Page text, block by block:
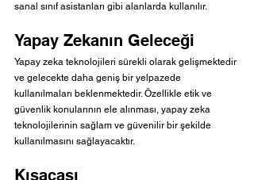
sanal sınıf asistanları gibi alanlarda kullanılır.
Yapay Zekanın Geleceği
Yapay zeka teknolojileri sürekli olarak gelişmektedir
ve gelecekte daha geniş bir yelpazede
kullanılmaları beklenmektedir. Özellikle etik ve
güvenlik konularının ele alınması, yapay zeka
teknolojilerinin sağlam ve güvenilir bir şekilde
kullanılmasını sağlayacaktır.
Kısacası